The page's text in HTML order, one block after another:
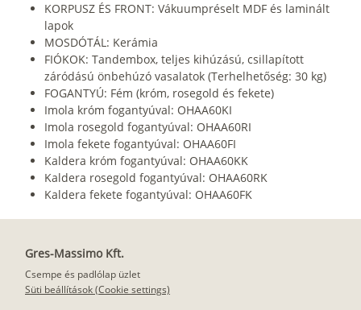
KORPUSZ ÉS FRONT: Vákuumpréselt MDF és laminált
lapok
MOSDÓTÁL: Kerámia
FIÓKOK: Tandembox, teljes kihúzású, csillapított
záródású önbehúzó vasalatok (Terhelhetőség: 30 kg)
FOGANTYÚ: Fém (króm, rosegold és fekete)
Imola króm fogantyúval: OHAA60KI
Imola rosegold fogantyúval: OHAA60RI
Imola fekete fogantyúval: OHAA60FI
Kaldera króm fogantyúval: OHAA60KK
Kaldera rosegold fogantyúval: OHAA60RK
Kaldera fekete fogantyúval: OHAA60FK
Gres-Massimo Kft.
Csempe és padlólap üzlet
Süti beállítások (Cookie settings)